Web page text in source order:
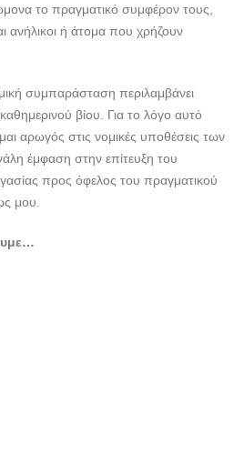
το πραγματικό συμφέρον τους,
ανήλικοι ή άτομα που χρήζουν
συμπαράσταση περιλαμβάνει
βίου. Για το λόγο αυτό
αρωγός στις νομικές υποθέσεις των
έμφαση στην επίτευξη του
προς όφελος του πραγματικού
μου.